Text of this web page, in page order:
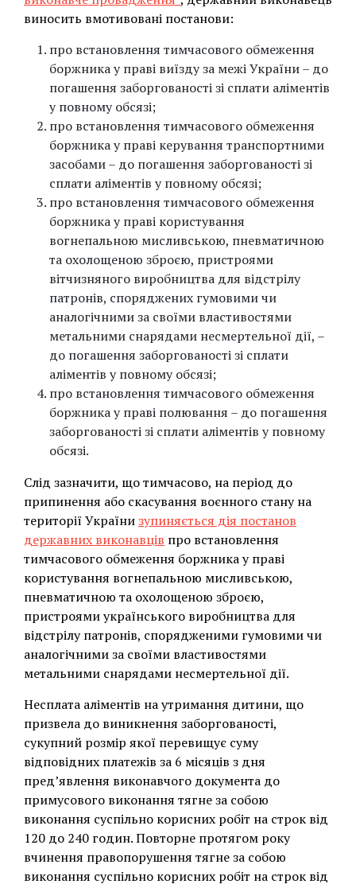
виносить вмотивовані постанови:
про встановлення тимчасового обмеження
боржника у праві виїзду за межі України – до
погашення заборгованості зі сплати аліментів
у повному обсязі;
про встановлення тимчасового обмеження
боржника у праві керування транспортними
засобами – до погашення заборгованості зі
сплати аліментів у повному обсязі;
про встановлення тимчасового обмеження
боржника у праві користування
вогнепальною мисливською, пневматичною
та охолощеною зброєю, пристроями
вітчизняного виробництва для відстрілу
патронів, споряджених гумовими чи
аналогічними за своїми властивостями
метальними снарядами несмертельної дії, –
до погашення заборгованості зі сплати
аліментів у повному обсязі;
про встановлення тимчасового обмеження
боржника у праві полювання – до погашення
заборгованості зі сплати аліментів у повному
обсязі.
Слід зазначити, що тимчасово, на період до
припинення або скасування воєнного стану на
території Українизупиняється дія постанов
державних виконавців про встановлення
тимчасового обмеження боржника у праві
користування вогнепальною мисливською,
пневматичною та охолощеною зброєю,
пристроями українського виробництва для
відстрілу патронів, спорядженими гумовими чи
аналогічними за своїми властивостями
метальними снарядами несмертельної дії.
Несплата аліментів на утримання дитини, що
призвела до виникнення заборгованості,
сукупний розмір якої перевищує суму
відповідних платежів за 6 місяців з дня
пред’явлення виконавчого документа до
примусового виконання тягне за собою
виконання суспільно корисних робіт на строк від
120 до 240 годин. Повторне протягом року
вчинення правопорушення тягне за собою
виконання суспільно корисних робіт на строк від